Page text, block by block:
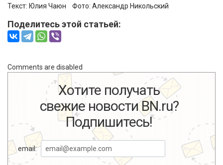
Текст: Юлия Чаюн Фото: Александр Никольский
Поделитесь этой статьей:
Comments are disabled
Хотите получать
свежие новости BN.ru?
Подпишитесь!
email: